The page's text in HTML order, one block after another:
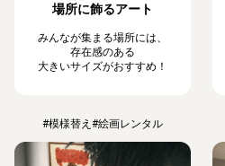
場所に飾るアート
みんなが集まる場所には、
存在感のある
大きいサイズがおすすめ！
#模様替え #絵画レンタル